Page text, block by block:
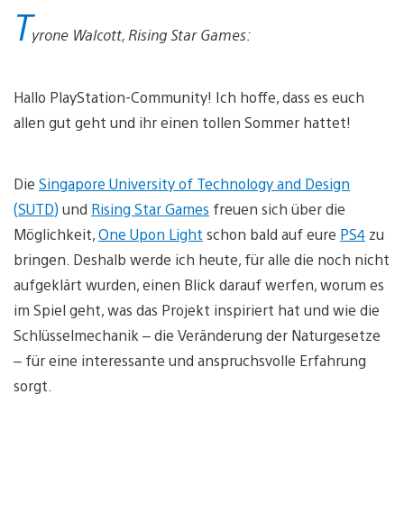
Tyrone Walcott, Rising Star Games:
Hallo PlayStation-Community! Ich hoffe, dass es euch
allen gut geht und ihr einen tollen Sommer hattet!
Die Singapore University of Technology and Design
(SUTD) und Rising Star Games freuen sich über die
Möglichkeit,One Upon Light schon bald auf eure PS4 zu
bringen. Deshalb werde ich heute, für alle die noch nicht
aufgeklärt wurden, einen Blick darauf werfen, worum es
im Spiel geht, was das Projekt inspiriert hat und wie die
Schlüsselmechanik – die Veränderung der Naturgesetze
– für eine interessante und anspruchsvolle Erfahrung
sorgt.